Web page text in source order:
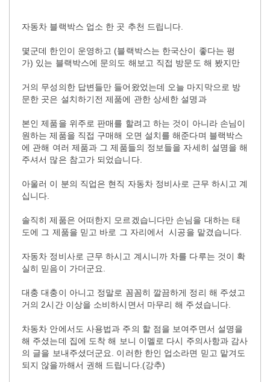
자동차 블랙박스 업소 한 곳 추천 드립니다.
몇군데 한인이 운영하고 (블랙박스는 한국산이 좋다는 평
가) 있는 블랙박스에 문의도 해보고 직접 방문도 해 봤지만
거의 무성의한 답변들만 들어왔었는데 오늘 마지막으로 방
문한 곳은 설치하기전 제품에 관한 상세한 설명과
본인 제품을 위주로 판매를 할려고 하는 것이 아니라 손님이
원하는 제품을 직접 구매해 오면 설치를 해준다며 블랙박스
에 관해 여러 제품과 그 제품들의 정보들을 자세히 설명을 해
주셔서 많은 참고가 되었습니다.
아울러 이 분의 직업은 현직 자동차 정비사로 근무 하시고 계
십니다.
솔직히 제품은 어떠한지 모르겠습니다만 손님을 대하는 태
도에 그 제품을 믿고 바로 그 자리에서 시공을 맡겼습니다.
자동차 정비사로 근무 하시고 계시니까 차를 다루는 것이 확
실히 믿음이 가더군요.
대충 대충이 아니고 정말로 꼼꼼히 깔끔하게 정리 해 주셨고
거의 2시간 이상을 소비하시면서 마무리 해 주셨습니다.
차동차 안에서도 사용법과 주의 할 점을 보여주면서 설명을
해 주셨는데 집에 도착 해 보니 이멜로 다시 주의사항과 감사
의 글을 보내주셨더군요. 이러한 한인 업소라면 믿고 맡겨도
되지 않을까해서 권해 드립니다.(강추)